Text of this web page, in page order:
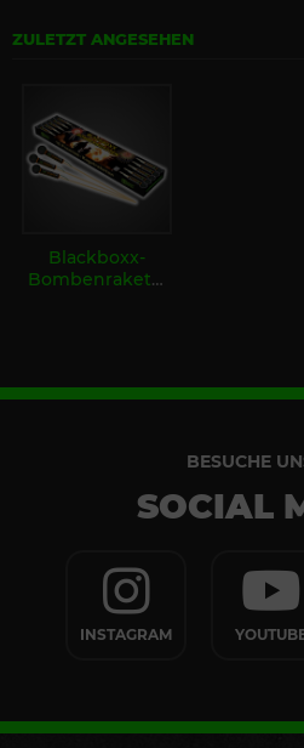
ZULETZT ANGESEHEN
Blackboxx-
Bombenraketen
BESUCHE
SOCIAL
INSTAGRAM